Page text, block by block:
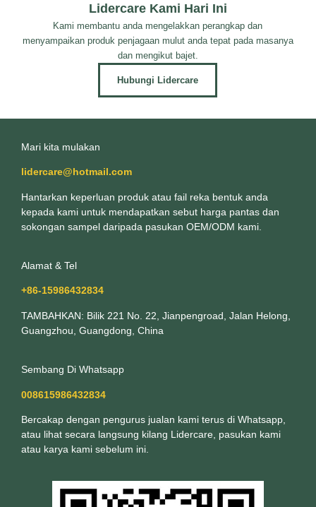
Lidercare Kami Hari Ini
Kami membantu anda mengelakkan perangkap dan
menyampaikan produk penjagaan mulut anda tepat pada masanya
dan mengikut bajet.
Hubungi Lidercare
Mari kita mulakan
lidercare@hotmail.com
Hantarkan keperluan produk atau fail reka bentuk anda
kepada kami untuk mendapatkan sebut harga pantas dan
sokongan sampel daripada pasukan OEM/ODM kami.
Alamat & Tel
+86-15986432834
TAMBAHKAN: Bilik 221 No. 22, Jianpengroad, Jalan Helong,
Guangzhou, Guangdong, China
Sembang Di Whatsapp
008615986432834
Bercakap dengan pengurus jualan kami terus di Whatsapp,
atau lihat secara langsung kilang Lidercare, pasukan kami
atau karya kami sebelum ini.